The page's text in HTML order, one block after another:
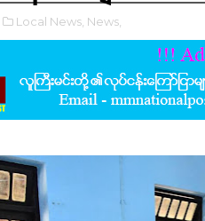
Local News, News,